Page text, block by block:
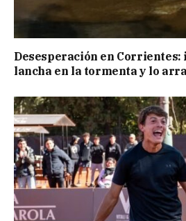
Desesperación en
lancha en la tormenta y lo